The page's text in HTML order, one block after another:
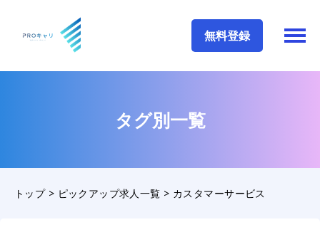
無料登録
タグ別一覧
トップ> ピックアップ求人一覧 > カスタマーサービス